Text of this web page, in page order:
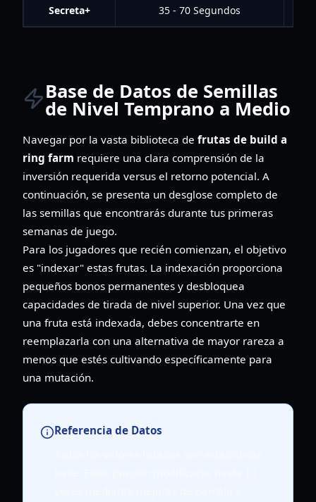
Secreta+ 35 - 70 Segundos
Base de Datos de Semillas
de Nivel Temprano a Medio
Navegar por la vasta biblioteca de frutas de build a
ring farm requiere una clara comprensión de la
inversión requerida versus el retorno potencial. A
continuación, se presenta un desglose completo de
las semillas que encontrarás durante tus primeras
semanas de juego.
Para los jugadores que recién comienzan, el objetivo
es "indexar" estas frutas. La indexación proporciona
pequeños bonos permanentes y desbloquea
capacidades de tirada de nivel superior. Una vez que
una fruta está indexada, debes concentrarte en
reemplazarla con una alternativa de mayor rareza a
menos que estés cultivando específicamente para
una mutación.
Referencia de Datos